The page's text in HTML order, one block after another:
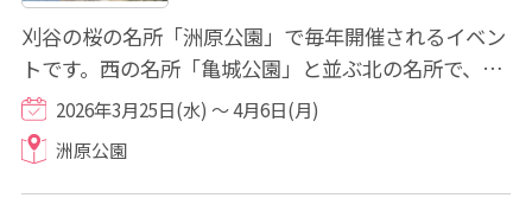
刈谷の桜の名所「洲原公園」で毎年開催されるイベン
トです。西の名所「亀城公園」と並ぶ北の名所で、桜
まつり開催期間中は、露店やキッチンカーの...
2026年3月25日(水) ～ 4月6日(月)
洲原公園